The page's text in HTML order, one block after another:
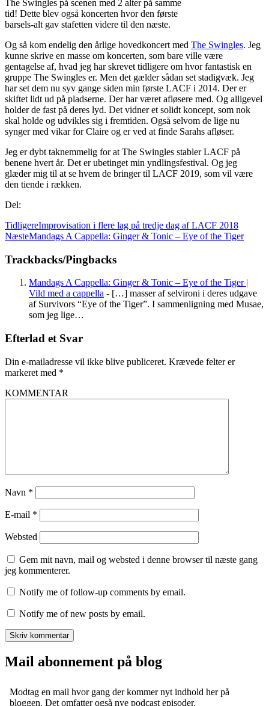
The Swingles på scenen med 2 alter på samme
tid! Dette blev også koncerten hvor den første
barsels-alt gav stafetten videre til den næste.
Og så kom endelig den årlige hovedkoncert med The Swingles. Jeg
kunne skrive en masse om koncerten, som bare ville være
gentagelse af, hvad jeg har skrevet tidligere om hvor fantastisk en
gruppe The Swingles er. Men det gælder sådan set stadigvæk. Jeg
har set dem nu syv gange siden min første LACF i 2014. Der er
skiftet lidt ud på pladserne. Der har været afløsere med. Og alligevel
holder de fast på deres lyd. Det vidner et solidt koncept, som nok
skal holde og udvikles sig i fremtiden. Også selvom de lige nu
synger med vikar for Claire og er ved at finde Sarahs afløser.
Jeg er dybt taknemmelig for at The Swingles stabler LACF på
benene hvert år. Det er ubetinget min yndlingsfestival. Og jeg
glæder mig til at se hvem de bringer til LACF 2019, som vil være
den tiende i rækken.
Del:
TidligereImprovisation i flere lag på tredje dag af LACF 2018
NæsteMandags A Cappella: Ginger & Tonic – Eye of the Tiger
Trackbacks/Pingbacks
Mandags A Cappella: Ginger & Tonic – Eye of the Tiger |
Vild med a cappella - […] masser af selvironi i deres udgave
af Survivors “Eye of the Tiger”. I sammenligning med Musae,
som jeg lige…
Efterlad et Svar
Din e-mailadresse vil ikke blive publiceret. Krævede felter er
markeret med *
KOMMENTAR
Navn *
E-mail *
Websted
Gem mit navn, mail og websted i denne browser til næste gang
jeg kommenterer.
Notify me of follow-up comments by email.
Notify me of new posts by email.
Mail abonnement på blog
Modtag en mail hvor gang der kommer nyt indhold her på
bloggen. Det omfatter også nye podcast episoder.